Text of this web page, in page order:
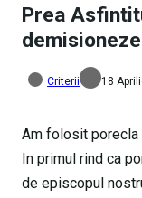
Prea
Criterii 18
Am folosit porecla
In primul rind ca
de episcopul